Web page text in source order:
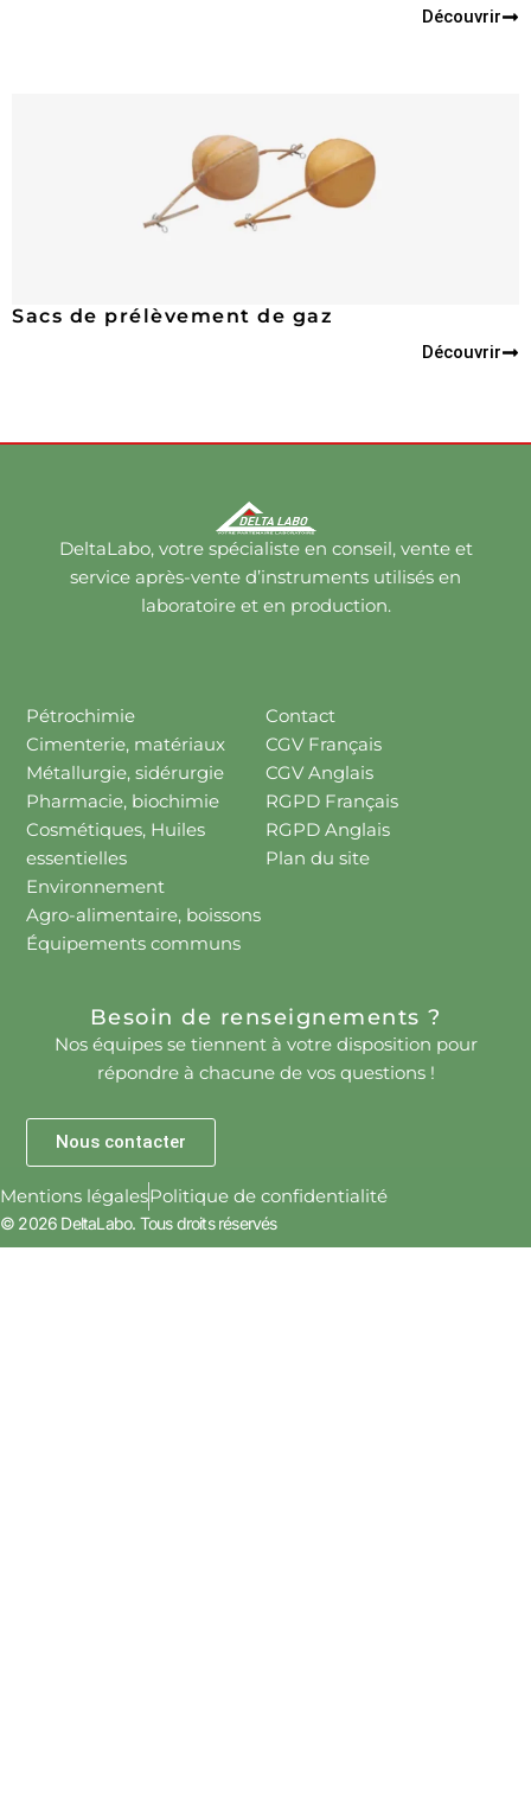
Découvrir
Sacs de prélèvement de gaz
Découvrir
DeltaLabo, votre spécialiste en conseil, vente et
service après-vente d’instruments utilisés en
laboratoire et en production.
Pétrochimie
Cimenterie, matériaux
Métallurgie, sidérurgie
Pharmacie, biochimie
Cosmétiques, Huiles
essentielles
Environnement
Agro-alimentaire, boissons
Équipements communs
Contact
CGV Français
CGV Anglais
RGPD Français
RGPD Anglais
Plan du site
Besoin de renseignements ?
Nos équipes se tiennent à votre disposition pour
répondre à chacune de vos questions !
Nous contacter
Mentions légalesPolitique de confidentialité
© 2026 DeltaLabo. Tous droits réservés